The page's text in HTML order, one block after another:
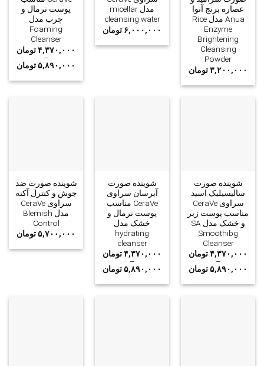
عصاره برنج آنوا
Anua مدل Rice
Enzyme
Brightening
Cleansing
Powder
۳,۲۰۰,۰۰۰تومان
مدل micellar
cleansing water
۶,۰۰۰,۰۰۰ تومان
پوست نرمال و
چرب مدل
Foaming
Cleanser
۴,۳۷۰,۰۰۰تومان
–
۵,۸۹۰,۰۰۰تومان
شوینده صورت
سالیسیلیک اسید
سراوی CeraVe
مناسب پوست زبر
و خشک مدل SA
Smoothibg
Cleanser
۴,۳۷۰,۰۰۰تومان
–
۵,۸۹۰,۰۰۰تومان
شوینده صورت
آبرسان سراوی
CeraVe مناسب
پوست نرمال و
خشک مدل
hydrating
cleanser
۴,۳۷۰,۰۰۰تومان
–
۵,۸۹۰,۰۰۰تومان
شوینده صورت ضد
جوش و کنترل آکنه
سراوی CeraVe
مدل Blemish
Control
۵,۷۰۰,۰۰۰تومان